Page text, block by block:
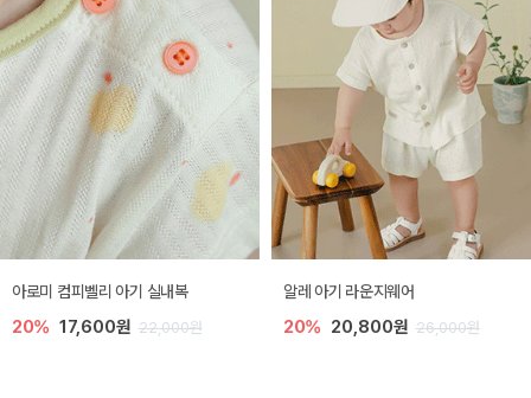
아로미 컴피벨리 아기 실내복
20% 17,600원 22,000원
알레 아기 라운지웨어
20% 20,800원 26,000원